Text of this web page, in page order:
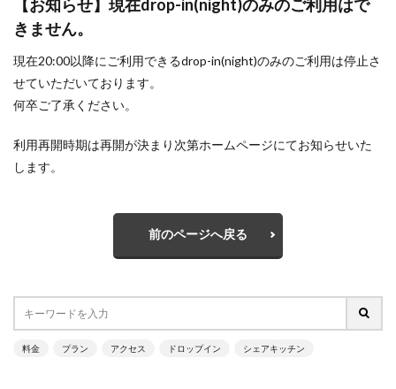
【お知らせ】現在drop-in(night)のみのご利用はで
きません。
現在20:00以降にご利用できるdrop-in(night)のみのご利用は停止さ
せていただいております。
何卒ご了承ください。
利用再開時期は再開が決まり次第ホームページにてお知らせいた
します。
前のページへ戻る
料金 プラン アクセス ドロップイン シェアキッチン